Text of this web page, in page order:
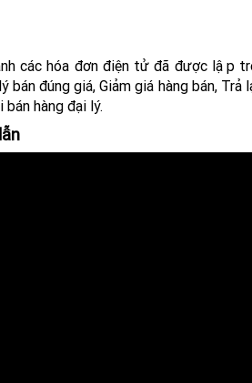
các hóa đơn điện tử đã được lập
bán đúng giá, Giảm giá hàng bán,
hàng đại lý.